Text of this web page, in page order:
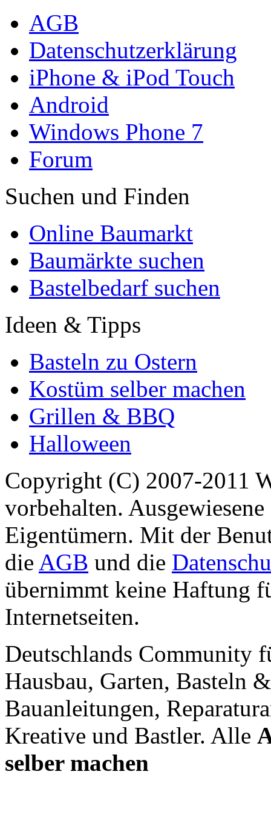
AGB
Datenschutzerklärung
iPhone & iPod Touch
Android
Windows Phone 7
Forum
Suchen und Finden
Online Baumarkt
Baumärkte suchen
Bastelbedarf suchen
Ideen & Tipps
Basteln zu Ostern
Kostüm selber machen
Grillen & BBQ
Halloween
Copyright (C) 2007-2011
vorbehalten.
Eigentümern. Mit der
die AGB und die
übernimmt keine Haftung
Internetseiten.
Deutschlands Community
Hausbau, Garten, Basteln
Bauanleitungen,
Kreative und Bastler. Alle
selber machen